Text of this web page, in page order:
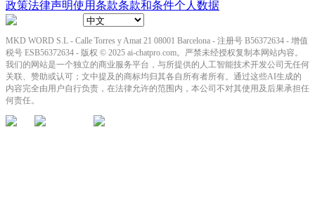
政策法律声明使用条款条款和条件个人数据
MKD WORD S.L - Calle Torres y Amat 21 08001 Barcelona - 注册号 B56372634 - 增值
税号 ESB56372634 - 版权 © 2025 ai-chatpro.com。严禁未经授权复制本网站内容。
我们的网站是一个独立的商业服务平台，与所提供的人工智能技术开发公司无任何
关联、赞助或认可；文中提及的商标均归其各自所有者所有。通过这些AI生成的
内容完全由用户自行负责，在法律允许的范围内，本公司不对其使用及后果承担任
何责任。